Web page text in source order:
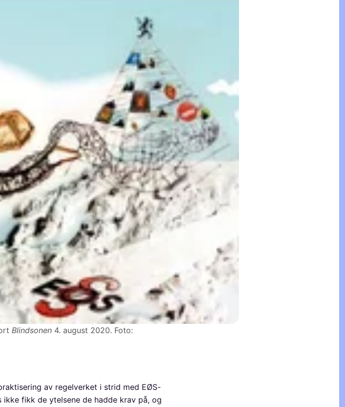
Blindsonen4. august 2020. Foto:
av regelverket i strid med EØS-
fikk de ytelsene de hadde krav på, og